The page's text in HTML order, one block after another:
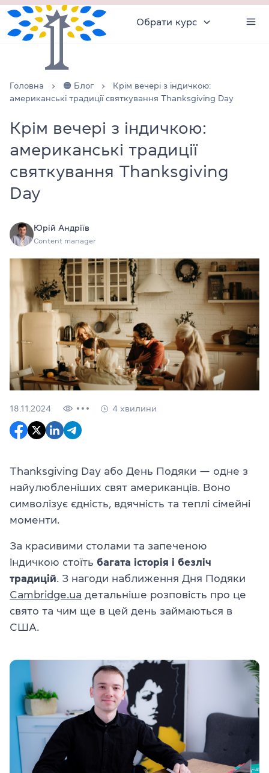
Обрати курс
Головна 🟠 Блог
Крім вечері з індичкою:
американські традиції святкування Thanksgiving Day
Крім вечері з індичкою:
американські традиції
святкування Thanksgiving
Day
Юрій Андріїв
Content manager
18.11.2024 4 хвилини
Thanksgiving Day або День Подяки — одне з
найулюбленіших свят американців. Воно
символізує єдність, вдячність та теплі сімейні
моменти.
За красивими столами та запеченою
індичкою стоїть багата історія і безліч
традицій . З нагоди наближення Дня Подяки
Cambridge.ua детальніше розповість про це
свято та чим ще в цей день займаються в
США.